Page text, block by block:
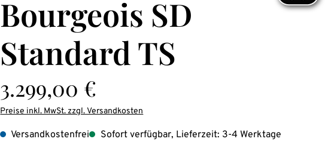
Bourgeois SD
Standard TS
3.299,00 €
Preise inkl. MwSt. zzgl. Versandkosten
Versandkostenfrei Sofort verfügbar, Lieferzeit: 3-4 Werktage